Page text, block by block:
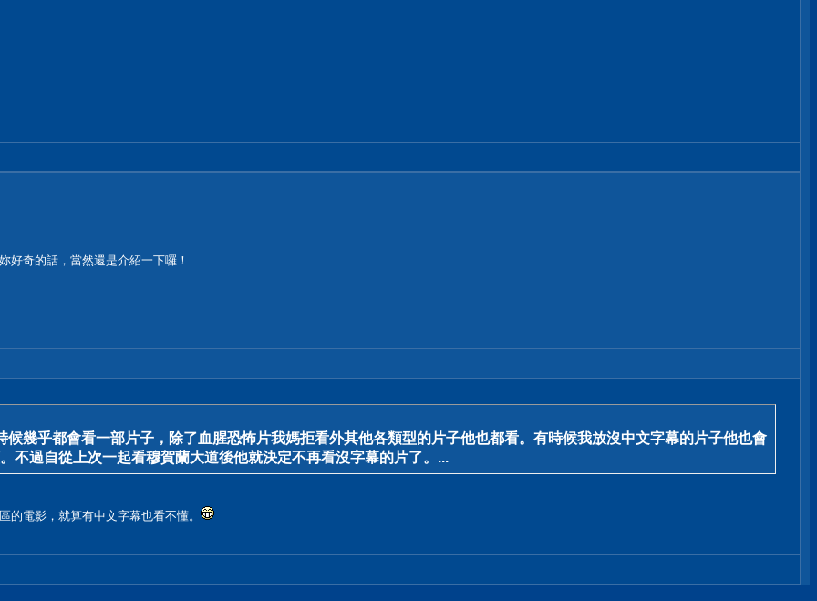
好奇的話，當然還是介紹一下囉！
候幾乎都會看一部片子，除了血腥恐怖片我媽拒看外其他各類型的片子他也都看。有時候我放沒中文字幕的片子他也會
不過自從上次一起看穆賀蘭大道後他就決定不再看沒字幕的片了。...
的電影，就算有中文字幕也看不懂。